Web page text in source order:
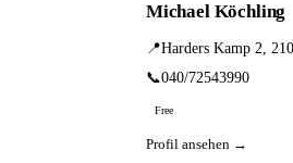
Michael Köchling
📍Harders Kamp 2,
📞040/72543990
Free
Profil ansehen →